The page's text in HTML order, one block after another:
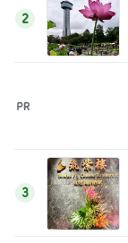
2
3